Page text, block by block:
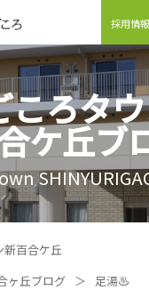
採用情報
ころタ
ケ丘ブ
新百合ケ丘
ヶ丘ブログ ＞ 足湯♨